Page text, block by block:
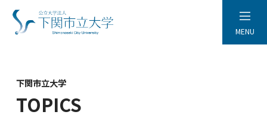
MENU
下関市立大学
TOPICS